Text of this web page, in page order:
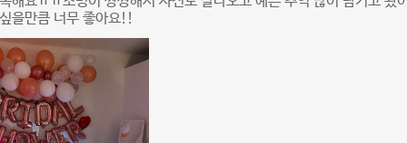
을만큼 너무 좋아요!!